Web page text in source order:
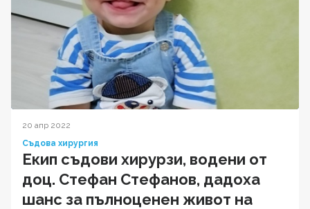
20 апр 2022
Съдова хирургия
Екип съдови хирурзи, водени от
доц. Стефан Стефанов, дадоха
шанс за пълноценен живот на